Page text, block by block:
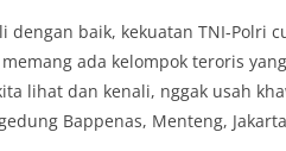
dengan baik, kekuatan TNI-Polri
ada kelompok teroris
lihat dan kenali, nggak usah
Bappenas, Menteng,